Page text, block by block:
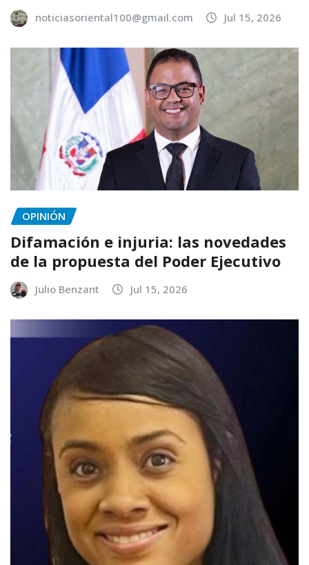
noticiasoriental100@gmail.com Jul 15, 2026
OPINIÓN
Difamación e injuria: las novedades
de la propuesta del Poder Ejecutivo
Julio Benzant Jul 15, 2026